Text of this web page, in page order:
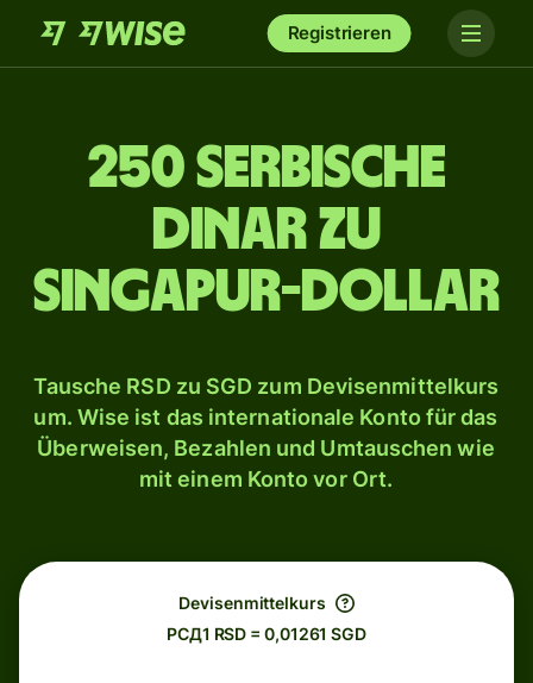
Registrieren
250 serbische
Dinar zu
Singapur-Dollar
Tausche RSD zu SGD zum Devisenmittelkurs
um. Wise ist das internationale Konto für das
Überweisen, Bezahlen und Umtauschen wie
mit einem Konto vor Ort.
Devisenmittelkurs
РСД1 RSD = 0,01261 SGD